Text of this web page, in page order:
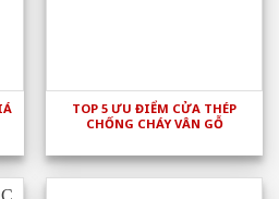
TOP 5 ƯU ĐIỂM CỬA THÉP
CHỐNG CHÁY VÂN GỖ